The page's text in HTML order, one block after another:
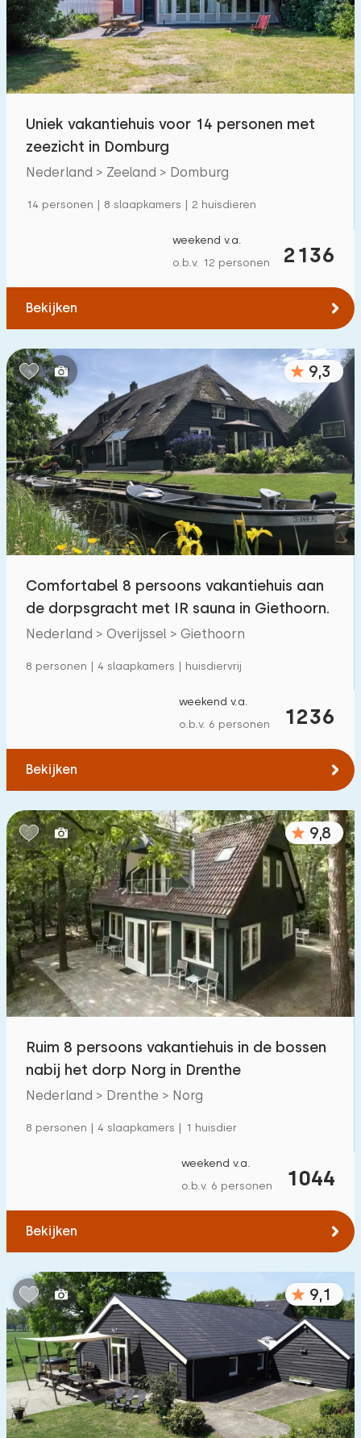
Zwembad 1700 +
Omheinde tuin 600 +
Huisdiervrij 1700 +
Oplaadpunt auto
€ 0 — € 1000+
Slaapkamers:
1 3 4 5
Badkamers:
1 2 3 4 5
Afstanden
Tot zee(max. aantal km):
Tot bos(max. aantal km):
10 20
1 2
Tot openbaar vervoer(max. aantal km):
0,2 0,5 1 2 5
Accommodatie
Niet op vakantiepark 1100 +
Op vakantiepark 3200
Vrijstaande woning
Vakantieboerderij
Villa
27
Kindvriendelijk
Kindermeubilair
Omheinde tuin 600 +
Speeltoestellen bij woning 500
Binnenzwembad 900 +
Buitenzwembad 1000 +
Kinderanimatie 1000 +
Uniek vakantiehuis voor 14 personen met
zeezicht in Domburg
Nederland > Zeeland > Domburg
14 personen | 8 slaapkamers | 2 huisdieren
2136
weekend v.a.
o.b.v. 12 personen
Bekijken
9,3
Comfortabel 8 persoons vakantiehuis aan
de dorpsgracht met IR sauna in Giethoorn.
Nederland > Overijssel > Giethoorn
8 personen | 4 slaapkamers | huisdiervrij
1236
weekend v.a.
o.b.v. 6 personen
Bekijken
9,8
Ruim 8 persoons vakantiehuis in de bossen
nabij het dorp Norg in Drenthe
Nederland > Drenthe > Norg
8 personen | 4 slaapkamers | 1 huisdier
1044
weekend v.a.
o.b.v. 6 personen
Bekijken
9,1